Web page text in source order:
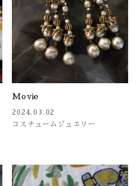
Movie
2024.03.02
コスチュームジュエリー